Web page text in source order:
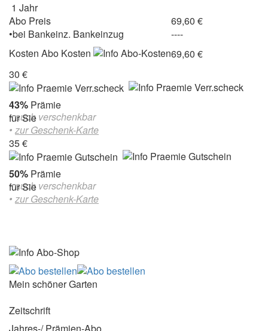
1 Jahr
Abo Preis
69,60 €
•bei Bankeinz. Bankeinzug
----
Kosten Abo Kosten
69,60 €
30 €
43% Prämie
für Sie
• auch verschenkbar
• zur Geschenk-Karte
35 €
50% Prämie
für Sie
• auch verschenkbar
• zur Geschenk-Karte
Mein schöner Garten
Zeitschrift
Jahres-/ Prämien-Abo